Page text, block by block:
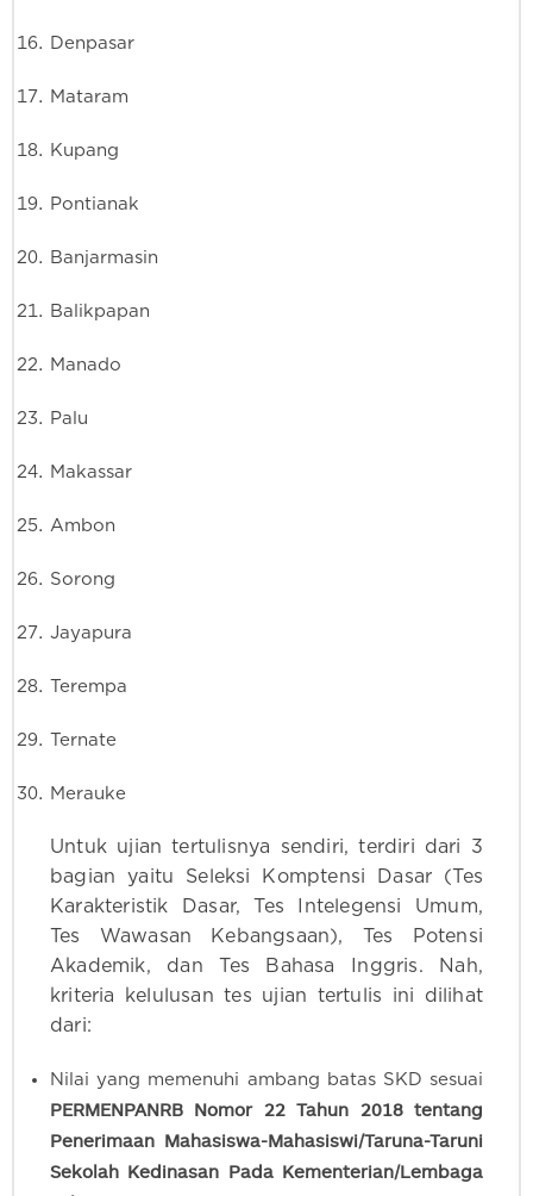
Denpasar
Mataram
Kupang
Pontianak
Banjarmasin
Balikpapan
Manado
Palu
Makassar
Ambon
Sorong
Jayapura
Terempa
Ternate
Merauke
Untuk ujian tertulisnya sendiri, terdiri dari 3
bagian yaitu Seleksi Komptensi Dasar (Tes
Karakteristik Dasar, Tes Intelegensi Umum,
Tes Wawasan Kebangsaan), Tes Potensi
Akademik, dan Tes Bahasa Inggris. Nah,
kriteria kelulusan tes ujian tertulis ini dilihat
dari:
Nilai yang memenuhi ambang batas SKD sesuai
PERMENPANRB Nomor 22 Tahun 2018 tentang
Penerimaan Mahasiswa-Mahasiswi/Taruna-Taruni
Sekolah Kedinasan Pada Kementerian/Lembaga